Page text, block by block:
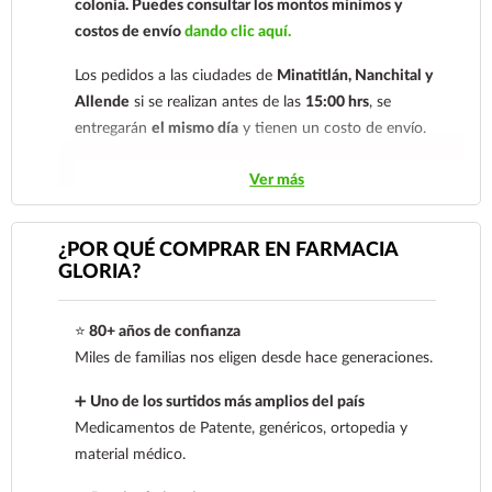
colonia. Puedes consultar los montos mínimos y
costos de envíodando clic aquí.
Los pedidos a las ciudades de Minatitlán, Nanchital y
Allende si se realizan antes de las 15:00 hrs, se
entregaránel mismo día y tienen un costo de envío.
Los pedidos de otras localidades se envían mediante
.Sólo hacemos envíos en el territorio
nacional.
económica. En la tarifa nacional al día siguiente, los
pedidos deben realizarseantes de las 14:00 hrs.El
tiempo de entrega de la tarifa económica es de
días.
En losproductos refrigerados siempre se debe
Ver más
¿POR QUÉ COMPRAR EN FARMACIA
GLORIA?
⭐ 80+ años de confianza
Miles de familias nos eligen desde hace generaciones.
➕ Uno de los surtidos más amplios del país
Medicamentos de Patente, genéricos, ortopedia y
material médico.